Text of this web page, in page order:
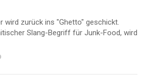
wird zurück ins "Ghetto" geschickt.
Slang-Begriff für Junk-Food, wird